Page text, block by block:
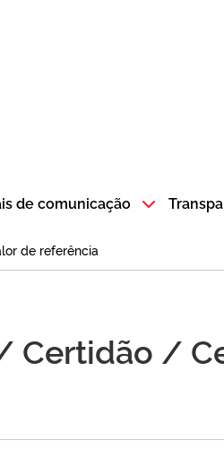
SP GOV BR direciona para a
de comunicação
de referência
Certidão /